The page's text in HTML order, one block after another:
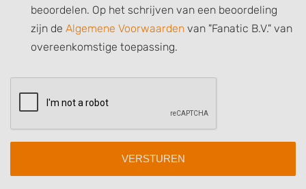
beoordelen. Op het schrijven van een beoordeling
zijn de Algemene Voorwaarden van "Fanatic B.V." van
overeenkomstige toepassing.
Develop and improve services
Use limited data to select content
Use precise geolocation data
Identify devices based on information
Non-IAB processing purposes: